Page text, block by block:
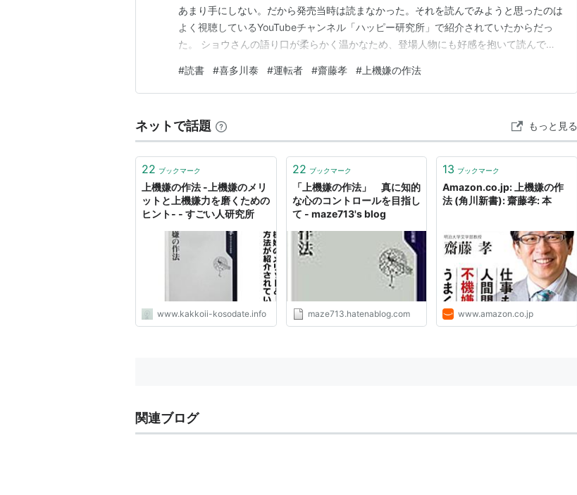
あまり手にしない。だから発売当時は読まなかった。それを読んでみようと思ったのは
よく視聴しているYouTubeチャンネル「ハッピー研究所」で紹介されていたからだっ
た。 ショウさんの語り口が柔らかく温かなため、登場人物にも好感を抱いて読んでみ
だけに愛想をよくするようなどこの会社にもいるイヤな同僚のタイプ（笑）。私はイラ
イラしたおじさんは苦手なので読み始めたときには正…
#読書 #喜多川泰 #運転者 #齋藤孝 # 上機嫌の作法
ネットで話題 もっと見る
22 ブックマーク
上機嫌の作法 -上機嫌のメリ
ットと上機嫌力を磨くための
ヒント- - すごい人研究所
www.kakkoii-kosodate.info
22 ブックマーク
「上機嫌の作法」 真に知的
な心のコントロールを目指し
て - maze713's blog
maze713.hatenablog.com
13 ブックマーク
Amazon.co.jp: 上機嫌の作
法 (角川新書): 齋藤孝: 本
www.amazon.co.jp
関連ブログ